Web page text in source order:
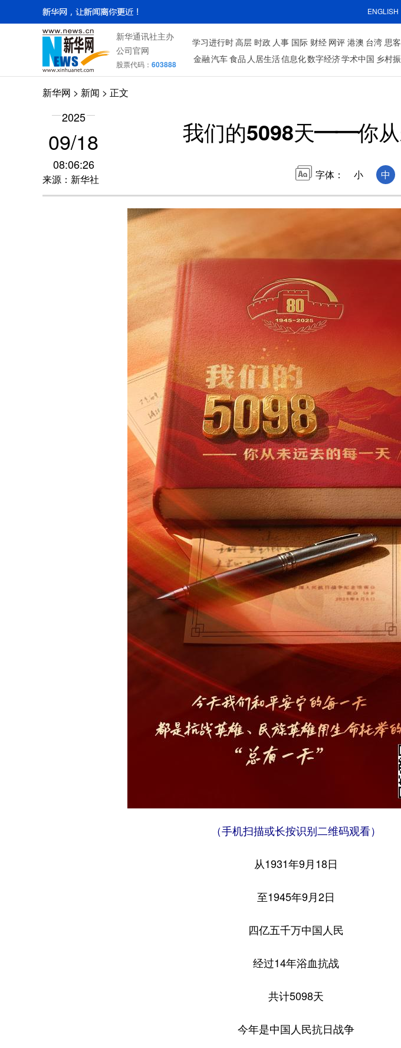
ENGLISH
新华通讯社主办
公司官网
股票代码： 603888
学习进行时 高层 时政 人事 国际 财经 网评 港澳 台湾 思
金融 汽车 食品 人居生活信息化数字经济学术中国 乡村
新华网 > 新闻 > 正文
2025
09/18
08:06:26
来源：新华社
我们的5098天——你从
字体： 小 中
（手机扫描或长按识别二维码观看）
从1931年9月18日
至1945年9月2日
四亿五千万中国人民
经过14年浴血抗战
共计5098天
今年是中国人民抗日战争